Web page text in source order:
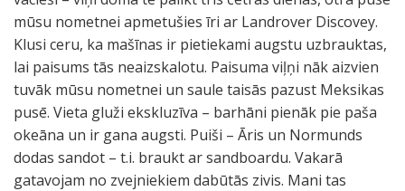
mūsu nometnei apmetušies īri ar Landrover Discovey.
Klusi ceru, ka mašīnas ir pietiekami augstu uzbrauktas,
lai paisums tās neaizskalotu. Paisuma viļņi nāk aizvien
tuvāk mūsu nometnei un saule taisās pazust Meksikas
pusē. Vieta gluži ekskluzīva – barhāni pienāk pie paša
okeāna un ir gana augsti. Puiši – Āris un Normunds
dodas sandot – t.i. braukt ar sandboardu. Vakarā
gatavojam no zvejniekiem dabūtās zivis. Mani tas